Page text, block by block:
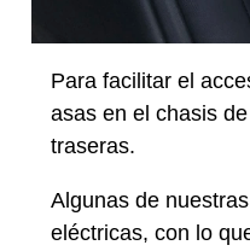
Para facilitar el
asas en el chasis
traseras.
Algunas de
eléctricas, con lo